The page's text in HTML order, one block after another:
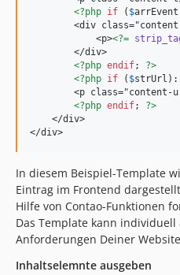
<?php if ( $arrEvent
<div
            <p>
<?=
        </div>
<?php endif; ?>
<?php if ( $strUrl ):
<p class="content-
<?php endif; ?>
    </div>
</div>
In diesem Beispiel-Template
Eintrag im Frontend
Hilfe von Contao-Funktionen
Das Template kann
Anforderungen Deiner
Inhaltselemnte ausgeben